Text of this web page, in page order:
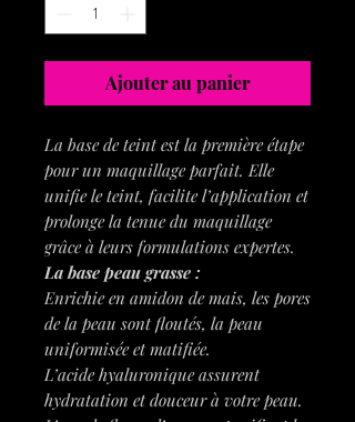
Ajouter au panier
La base de teint est la première étape
pour un maquillage parfait. Elle
unifie le teint, facilite l’application et
prolonge la tenue du maquillage
grâce à leurs formulations expertes.
La base peau grasse :
Enrichie en amidon de mais, les pores
de la peau sont floutés, la peau
uniformisée et matifiée.
L’acide hyaluronique assurent
hydratation et douceur à votre peau.